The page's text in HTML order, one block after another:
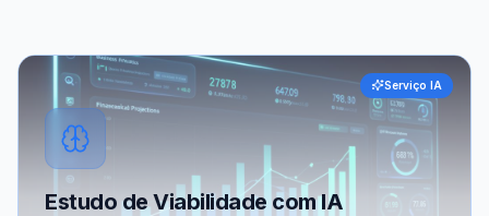
Serviço IA
Estudo de Viabilidade com IA